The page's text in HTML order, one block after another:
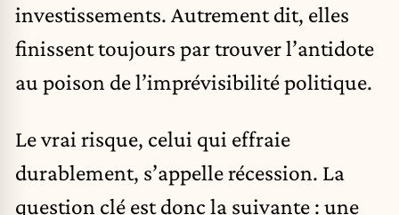
investissements. Autrement dit, elles
finissent toujours par trouver l’antidote
au poison de l’imprévisibilité politique.
Le vrai risque, celui qui effraie
durablement, s’appelle récession. La
question clé est donc la suivante : une